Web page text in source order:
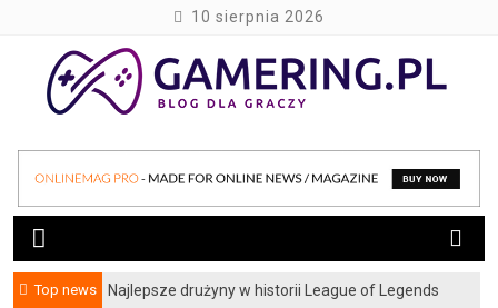
10 sierpnia 2026
gamering.pl
Top news Najlepsze drużyny w historii League of Legends
Jak zbadać wydajność strony lub sklepu